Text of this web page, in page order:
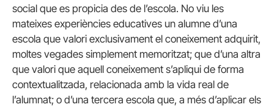
social que es propicia des de l’escola. No viu les
mateixes experiències educatives un alumne d’una
escola que valori exclusivament el coneixement adquirit,
moltes vegades simplement memoritzat; que d’una altra
que valori que aquell coneixement s’apliqui de forma
contextualitzada, relacionada amb la vida real de
l’alumnat; o d’una tercera escola que, a més d’aplicar els